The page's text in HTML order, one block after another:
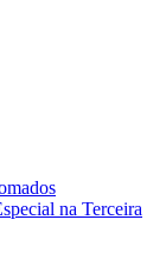
na Terceira